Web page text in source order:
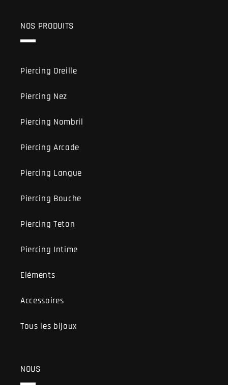
NOS PRODUITS
Piercing Oreille
Piercing Nez
Piercing Nombril
Piercing Arcade
Piercing Langue
Piercing Bouche
Piercing Teton
Piercing Intime
Eléments
Accessoires
Tous les bijoux
NOUS